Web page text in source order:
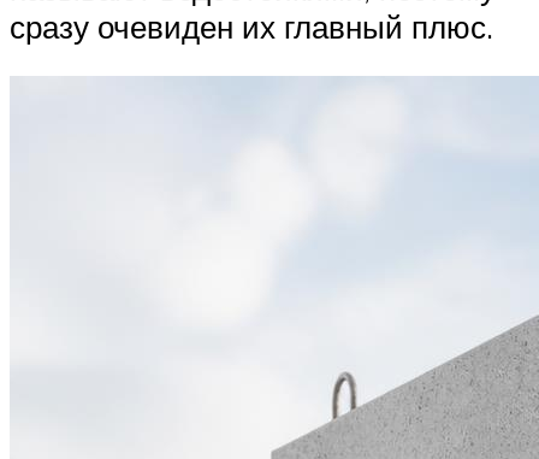
сразу очевиден их главный плюс.